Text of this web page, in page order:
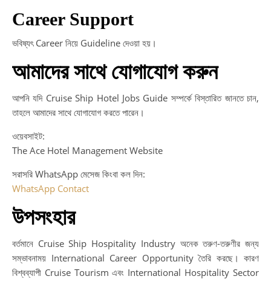
Career Support
ভবিষ্যৎ Career নিয়ে Guideline দেওয়া হয়।
আমাদের সাথে যোগাযোগ করুন
আপনি যদি Cruise Ship Hotel Jobs Guide সম্পর্কে বিস্তারিত জানতে চান,
তাহলে আমাদের সাথে যোগাযোগ করতে পারেন।
ওয়েবসাইট:
The Ace Hotel Management Website
সরাসরি WhatsApp মেসেজ কিংবা কল দিন:
WhatsApp Contact
উপসংহার
বর্তমানে Cruise Ship Hospitality Industry অনেক তরুণ-তরুণীর জন্য
সম্ভাবনাময় International Career Opportunity তৈরি করছে। কারণ
বিশ্বব্যাপী Cruise Tourism এবং International Hospitality Sector